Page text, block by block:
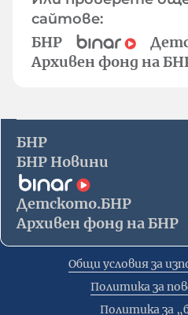
сайтове:
БНР
Архивен фонд на
БНР
БНР Новини
Детското.БНР
Архивен фонд на БНР
Общи условия за
Политика за
Политика за